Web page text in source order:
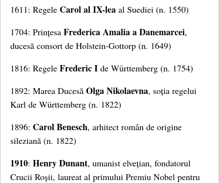
1611: Regele Carol al IX-lea al Suediei (n. 1550)
1704: Prințesa Frederica Amalia a Danemarcei,
ducesă consort de Holstein-Gottorp (n. 1649)
1816: Regele Frederic I de Württemberg (n. 1754)
1892: Marea Ducesă Olga Nikolaevna, soția regelui
Karl de Württemberg (n. 1822)
1896: Carol Benesch, arhitect român de origine
sileziană (n. 1822)
1910: Henry Dunant, umanist elvețian, fondatorul
Crucii Roșii, laureat al primului Premiu Nobel pentru